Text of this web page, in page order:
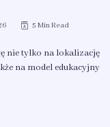
5 Min Read
nie tylko na lokalizację
na model edukacyjny